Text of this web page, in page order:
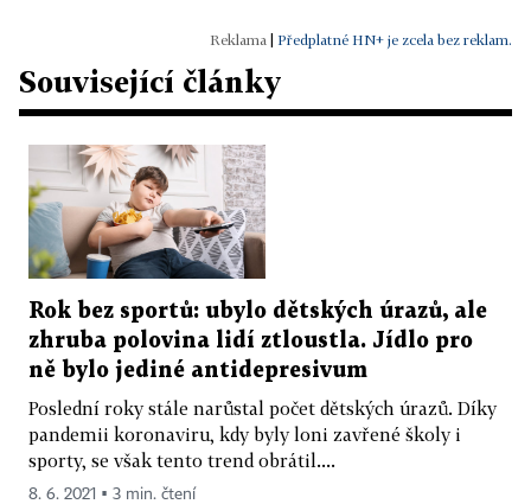
Předplatné HN+ je zcela bez reklam.
Související články
Rok bez sportů: ubylo dětských úrazů, ale
zhruba polovina lidí ztloustla. Jídlo pro
ně bylo jediné antidepresivum
Poslední roky stále narůstal počet dětských úrazů. Díky
pandemii koronaviru, kdy byly loni zavřené školy i
sporty, se však tento trend obrátil....
8. 6. 2021 ▪ 3 min. čtení